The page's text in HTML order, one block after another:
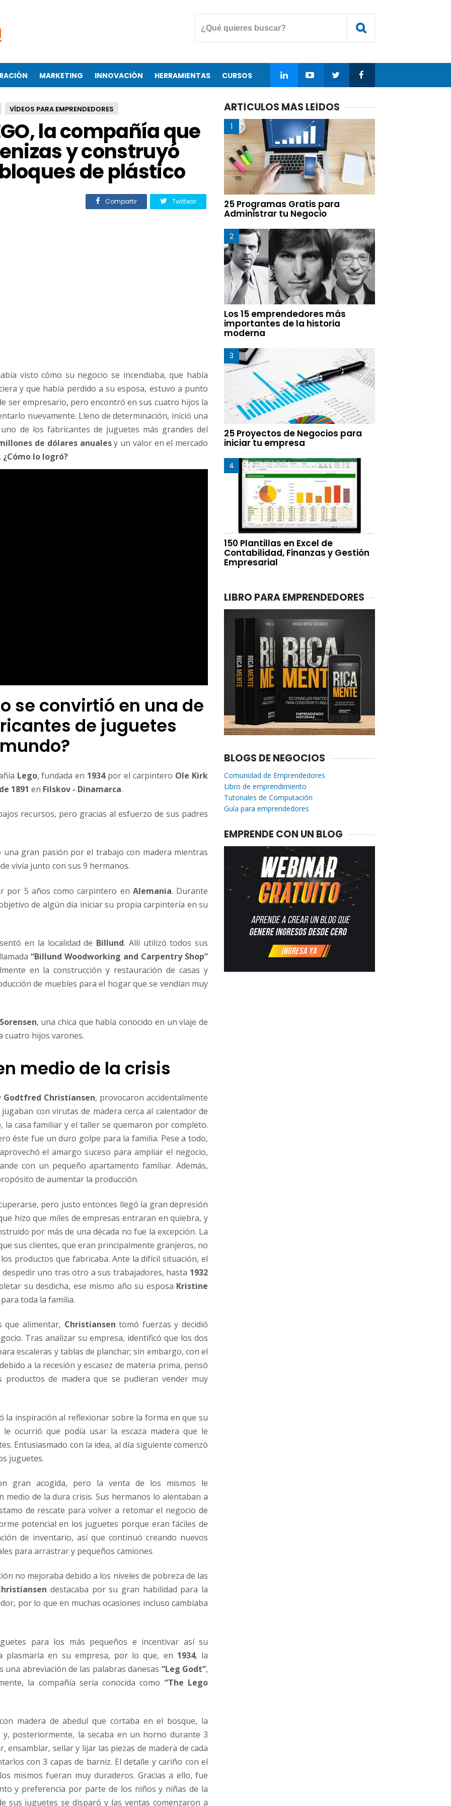
MARKETING INNOVACIÓN HERRAMIENTAS CURSOS
VÍDEOS PARA EMPRENDEDORES
la compañía que
y construyó
de plástico
Compartir Twittear
visto cómo su negocio se incendiaba, que había
y que había perdido a su esposa, estuvo a punto
ser empresario, pero encontró en sus cuatro hijos la
nuevamente. Lleno de determinación, inició una
de los fabricantes de juguetes más grandes del
de dólares anualesy un valor en el mercado
¿Cómo lo logró?
se convirtió en una de
de juguetes
Lego, fundada en 1934por el carpintero Ole Kirk
1891 en Filskov - Dinamarca.
recursos, pero gracias al esfuerzo de sus padres
una gran pasión por el trabajo con madera mientras
vivía junto con sus 9 hermanos.
por 5 años como carpintero en Alemania. Durante
de algún día iniciar su propia carpintería en su
en la localidad de Billund. Allí utilizó todos sus
“Billund Woodworking and Carpentry Shop”
en la construcción y restauración de casas y
de muebles para el hogar que se vendían muy
, una chica que había conocido en un viaje de
cuatro hijos varones.
medio de la crisis
Godtfred Christiansen, provocaron accidentalmente
con virutas de madera cerca al calentador de
la casa familiar y el taller se quemaron por completo.
éste fue un duro golpe para la familia. Pese a todo,
el amargo suceso para ampliar el negocio,
con un pequeño apartamento familiar. Además,
de aumentar la producción.
pero justo entonces llegó la gran depresión
hizo que miles de empresas entraran en quiebra, y
por más de una década no fue la excepción. La
sus clientes, que eran principalmente granjeros, no
productos que fabricaba. Ante la difícil situación, el
uno tras otro a sus trabajadores, hasta 1932
su desdicha, ese mismo año su esposa Kristine
toda la familia.
que alimentar, Christiansen tomó fuerzas y decidió
Tras analizar su empresa, identificó que los dos
escaleras y tablas de planchar; sin embargo, con el
a la recesión y escasez de materia prima, pensó
productos de madera que se pudieran vender muy
la inspiración al reflexionar sobre la forma en que su
ocurrió que podía usar la escaza madera que le
Entusiasmado con la idea, al día siguiente comenzó
juguetes.
gran acogida, pero la venta de los mismos le
medio de la dura crisis. Sus hermanos lo alentaban a
de rescate para volver a retomar el negocio de
potencial en los juguetes porque eran fáciles de
de inventario, así que continuó creando nuevos
para arrastrar y pequeños camiones.
no mejoraba debido a los niveles de pobreza de las
destacaba por su gran habilidad para la
por lo que en muchas ocasiones incluso cambiaba
para los más pequeños e incentivar así su
plasmarla en su empresa, por lo que, en 1934, la
una abreviación de las palabras danesas “Leg Godt”,
la compañía seria conocida como “The Lego
madera de abedul que cortaba en el bosque, la
posteriormente, la secaba en un horno durante 3
ensamblar, sellar y lijar las piezas de madera de cada
con 3 capas de barniz. El detalle y cariño con el
mismos fueran muy duraderos. Gracias a ello, fue
y preferencia por parte de los niños y niñas de la
sus juguetes se disparó y las ventas comenzaron a
ARTÍCULOS MÁS LEÍDOS
25 Programas Gratis para
Administrar tu Negocio
Los 15 emprendedores más
importantes de la historia
moderna
25 Proyectos de Negocios para
iniciar tu empresa
150 Plantillas en Excel de
Contabilidad, Finanzas y Gestión
Empresarial
LIBRO PARA EMPRENDEDORES
BLOGS DE NEGOCIOS
Comunidad de Emprendedores
Libro de emprendimiento
Tutoriales de Computación
Guía para emprendedores
EMPRENDE CON UN BLOG